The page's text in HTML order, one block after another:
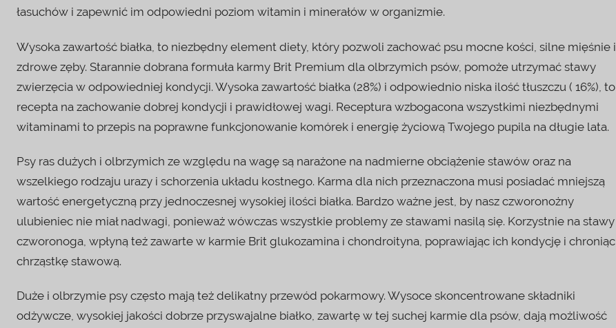
łasuchów i zapewnić im odpowiedni poziom witamin i minerałów w organizmie.
Wysoka zawartość białka, to niezbędny element diety, który pozwoli zachować psu mocne kości, silne mięśnie i
zdrowe zęby. Starannie dobrana formuła karmy Brit Premium dla olbrzymich psów, pomoże utrzymać stawy
zwierzęcia w odpowiedniej kondycji. Wysoka zawartość białka (28%) i odpowiednio niska ilość tłuszczu ( 16%), to
recepta na zachowanie dobrej kondycji i prawidłowej wagi. Receptura wzbogacona wszystkimi niezbędnymi
witaminami to przepis na poprawne funkcjonowanie komórek i energię życiową Twojego pupila na długie lata.
Psy ras dużych i olbrzymich ze względu na wagę są narażone na nadmierne obciążenie stawów oraz na
wszelkiego rodzaju urazy i schorzenia układu kostnego. Karma dla nich przeznaczona musi posiadać mniejszą
wartość energetyczną przy jednoczesnej wysokiej ilości białka. Bardzo ważne jest, by nasz czworonożny
ulubieniec nie miał nadwagi, ponieważ wówczas wszystkie problemy ze stawami nasilą się. Korzystnie na stawy
czworonoga, wpłyną też zawarte w karmie Brit glukozamina i chondroityna, poprawiając ich kondycję i chroniąc
chrząstkę stawową.
Duże i olbrzymie psy często mają też delikatny przewód pokarmowy. Wysoce skoncentrowane składniki
odżywcze, wysokiej jakości dobrze przyswajalne białko, zawartę w tej suchej karmie dla psów, dają możliwość